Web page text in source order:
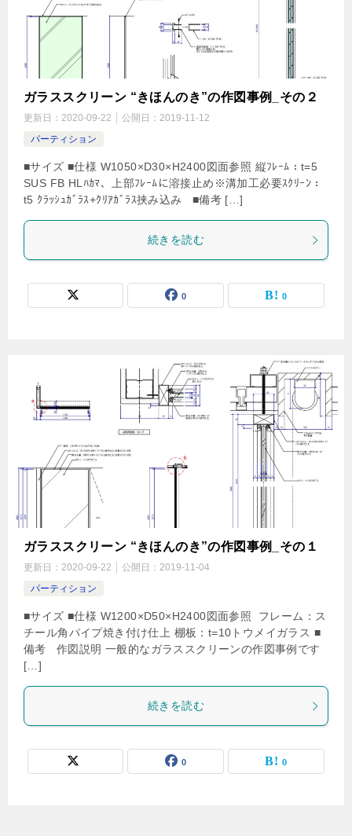
ガラススクリーン “きほんのき”の作図事例_その２
更新日： 2020-09-22 公開日： 2019-11-12
パーティション
■サイズ ■仕様 W1050×D30×H2400図面参照 縦ﾌﾚｰﾑ：t=5
SUS FB HLﾊｶﾏ、上部ﾌﾚｰﾑに溶接止め※溝加工必要ｽｸﾘｰﾝ：
t5 ｸﾗｯｼｭｶﾞﾗｽ+ｸﾘｱｶﾞﾗｽ挟み込み ■備考 […]
続きを読む
0 0
ガラススクリーン “きほんのき”の作図事例_その１
更新日： 2020-09-22 公開日： 2019-11-04
パーティション
■サイズ ■仕様 W1200×D50×H2400図面参照 フレーム：ス
チール角パイプ焼き付け仕上 棚板：t=10トウメイガラス ■
備考 作図説明 一般的なガラススクリーンの作図事例です
[…]
続きを読む
0 0